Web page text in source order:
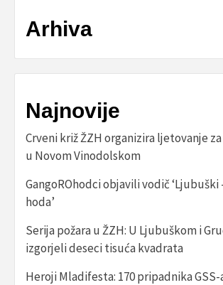
Arhiva
Najnovije
Crveni križ ŽZH organizira ljetovanje
u Novom Vinodolskom
GangoROhodci objavili vodič ‘Ljubuški
hoda’
Serija požara u ŽZH: U Ljubuškom i
izgorjeli deseci tisuća kvadrata
Heroji Mladifesta: 170 pripadnika GSS-